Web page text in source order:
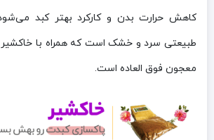
کاهش حرارت بدن و کارکرد بهتر کبد
طبیعتی سرد و خشک است که همراه با
معجون فوق العاده است.